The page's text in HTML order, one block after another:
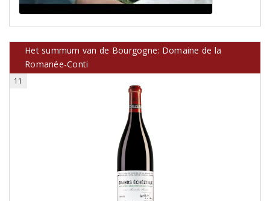
Het summum van de Bourgogne: Domaine de la
Romanée-Conti
11